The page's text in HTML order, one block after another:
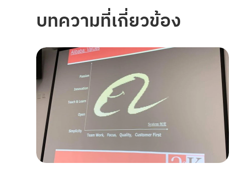
บทความที่เกี่ยวข้อง